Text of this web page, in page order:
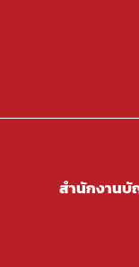
สำนักงานบั